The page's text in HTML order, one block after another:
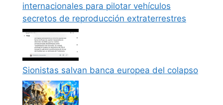
internacionales para pilotar vehículos
secretos de reproducción extraterrestres
Sionistas salvan banca europea del colapso